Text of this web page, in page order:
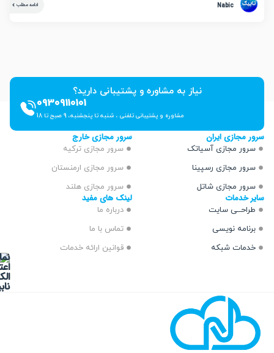
Nabic
نیاز به مشاوره و پشتیبانی دارید؟
09309110101
مشاوره و پشتیبانی تلفنی ، شنبه تا پنجشنبه، 9 صبح تا 18
ایران
مجازی آسیاتک
مجازی رسپینا
مجازی شاتل
سرور مجازی خارج
سرور مجازی ترکیه
سرور مجازی ارمنستان
سرور مجازی هلند
سایت
نویسی
شبکه
لینک های مفید
درباره ما
تماس با ما
قوانین ارائه خدمات